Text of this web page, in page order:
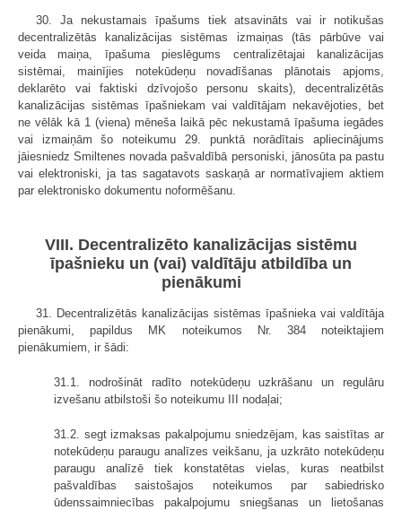
30. Ja nekustamais īpašums tiek atsavināts vai ir notikušas
decentralizētās kanalizācijas sistēmas izmaiņas (tās pārbūve vai
veida maiņa, īpašuma pieslēgums centralizētajai kanalizācijas
sistēmai, mainījies notekūdeņu novadīšanas plānotais apjoms,
deklarēto vai faktiski dzīvojošo personu skaits), decentralizētās
kanalizācijas sistēmas īpašniekam vai valdītājam nekavējoties, bet
ne vēlāk kā 1 (viena) mēneša laikā pēc nekustamā īpašuma iegādes
vai izmaiņām šo noteikumu 29. punktā norādītais apliecinājums
jāiesniedz Smiltenes novada pašvaldībā personiski, jānosūta pa pastu
vai elektroniski, ja tas sagatavots saskaņā ar normatīvajiem aktiem
par elektronisko dokumentu noformēšanu.
VIII. Decentralizēto kanalizācijas sistēmu
īpašnieku un (vai) valdītāju atbildība un
pienākumi
31. Decentralizētās kanalizācijas sistēmas īpašnieka vai valdītāja
pienākumi, papildus MK noteikumos Nr. 384 noteiktajiem
pienākumiem, ir šādi:
31.1. nodrošināt radīto notekūdeņu uzkrāšanu un regulāru
izvešanu atbilstoši šo noteikumu III nodaļai;
31.2. segt izmaksas pakalpojumu sniedzējam, kas saistītas ar
notekūdeņu paraugu analīzes veikšanu, ja uzkrāto notekūdeņu
paraugu analīzē tiek konstatētas vielas, kuras neatbilst
pašvaldības saistošajos noteikumos par sabiedrisko
ūdenssaimniecības pakalpojumu sniegšanas un lietošanas